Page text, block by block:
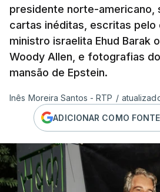
presidente norte-americano,
cartas inéditas, escritas
ministro israelita Ehud Barak
Woody Allen, e fotografias
mansão de Epstein.
Inês Moreira Santos - RTP /
ADICIONAR COMO